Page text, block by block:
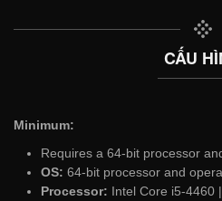
CẤU
Minimum:
Requires a 64-bit processor
OS: 64-bit processor and
Processor: Intel Core i5-4460